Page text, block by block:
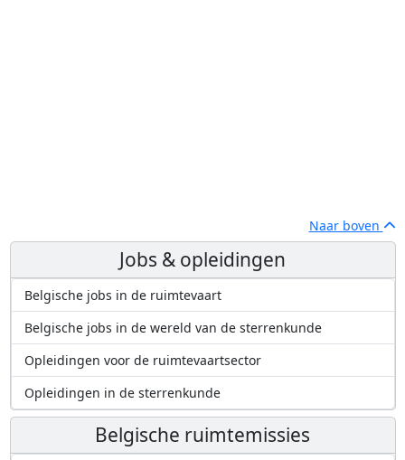
Naar boven
Jobs & opleidingen
Belgische jobs in de ruimtevaart
Belgische jobs in de wereld van de sterrenkunde
Opleidingen voor de ruimtevaartsector
Opleidingen in de sterrenkunde
Belgische ruimtemissies